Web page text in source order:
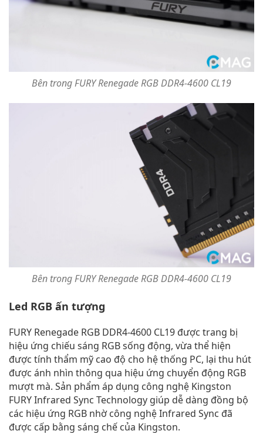
Bên trong FURY Renegade RGB DDR4-4600 CL19
Bên trong FURY Renegade RGB DDR4-4600 CL19
Led RGB ấn tượng
FURY Renegade RGB DDR4-4600 CL19 được trang bị
hiệu ứng chiếu sáng RGB sống động, vừa thể hiện
được tính thẩm mỹ cao độ cho hệ thống PC, lại thu hút
được ánh nhìn thông qua hiệu ứng chuyển động RGB
mượt mà. Sản phẩm áp dụng công nghệ Kingston
FURY Infrared Sync Technology giúp dễ dàng đồng bộ
các hiệu ứng RGB nhờ công nghệ Infrared Sync đã
được cấp bằng sáng chế của Kingston.